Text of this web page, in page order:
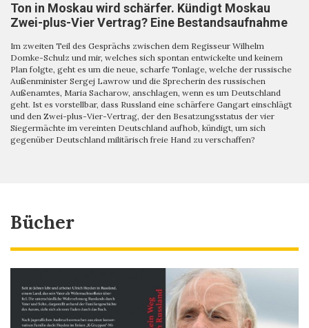
Ton in Moskau wird schärfer. Kündigt Moskau
Zwei-plus-Vier Vertrag? Eine Bestandsaufnahme
Im zweiten Teil des Gesprächs zwischen dem Regisseur Wilhelm
Domke-Schulz und mir, welches sich spontan entwickelte und keinem
Plan folgte, geht es um die neue, scharfe Tonlage, welche der russische
Außenminister Sergej Lawrow und die Sprecherin des russischen
Außenamtes, Maria Sacharow, anschlagen, wenn es um Deutschland
geht. Ist es vorstellbar, dass Russland eine schärfere Gangart einschlägt
und den Zwei-plus-Vier-Vertrag, der den Besatzungsstatus der vier
Siegermächte im vereinten Deutschland aufhob, kündigt, um sich
gegenüber Deutschland militärisch freie Hand zu verschaffen?
Bücher